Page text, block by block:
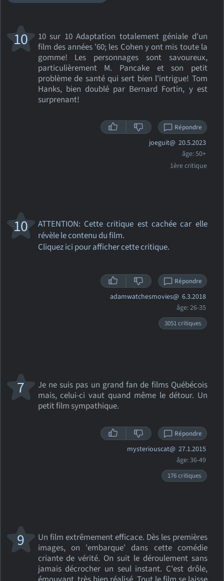
10 sur 10 Adaptation totalement géniale d'un
film des années '60; les Cohen y ont mis toute la
gomme! Les personnages sont savoureux,
particulièrement M. Pancake et son petit
problème de santé qui sert bien l'intrigue! Tom
Hanks, bien doublé par Bernard Fortin, y est
surprenant!
10
Répondre
joeguit@ 20.5.2023
âge: 50+
1ère critique
ATTENTION: Cette critique est cachée car elle
révèle le contenu du film.
Cliquez ici pour afficher cette critique.
10
Répondre
adamwatchesmovies@ 6.3.2018
âge: 26-35
3051 critiques
Je ne suis pas un grand fan de films Québécois
mais, celui-ci vaut quand même le détour. Un
petit film sympathique.
7
Répondre
mysteriouscat@ 27.1.2015
âge: 36-49
176 critiques
Un film extrêmement efficace. Dès les premières
images, on 'embarque' dans cette comédie
criante de vérité. On suit le déroulement sans
jamais décrocher un seul instant. C'est drôle,
9